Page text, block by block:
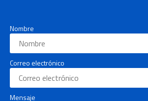
Nombre
Correo electrónico
Mensaje